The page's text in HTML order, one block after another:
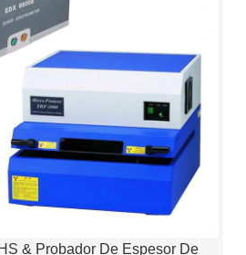
& Probador De Espesor De